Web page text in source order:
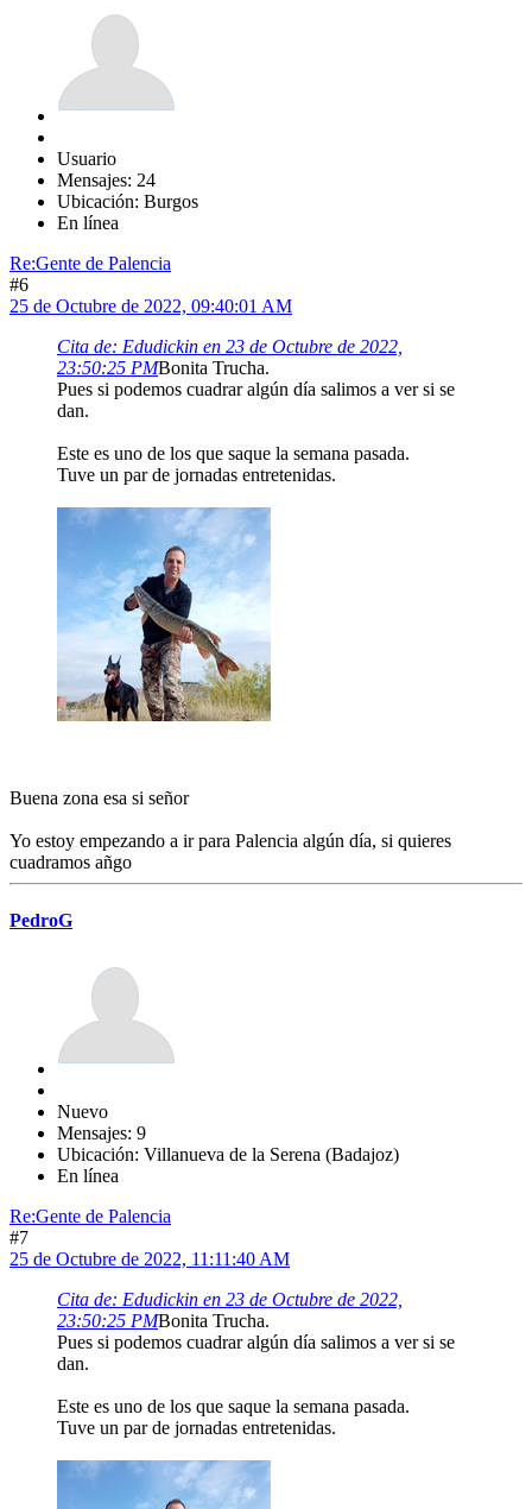
Usuario
Mensajes: 24
Ubicación: Burgos
En línea
Re:Gente de Palencia
#6
25 de Octubre de 2022, 09:40:01 AM
Cita de: Edudickin en 23 de Octubre de 2022,
23:50:25 PMBonita Trucha.
Pues si podemos cuadrar algún día salimos a ver si se
dan.
Este es uno de los que saque la semana pasada.
Tuve un par de jornadas entretenidas.
Buena zona esa si señor
Yo estoy empezando a ir para Palencia algún día, si quieres
cuadramos añgo
PedroG
Nuevo
Mensajes: 9
Ubicación: Villanueva de la Serena (Badajoz)
En línea
Re:Gente de Palencia
#7
25 de Octubre de 2022, 11:11:40 AM
Cita de: Edudickin en 23 de Octubre de 2022,
23:50:25 PMBonita Trucha.
Pues si podemos cuadrar algún día salimos a ver si se
dan.
Este es uno de los que saque la semana pasada.
Tuve un par de jornadas entretenidas.